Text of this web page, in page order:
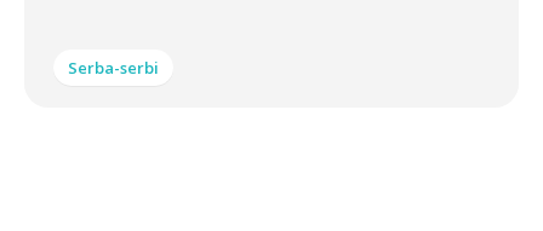
Serba-serbi